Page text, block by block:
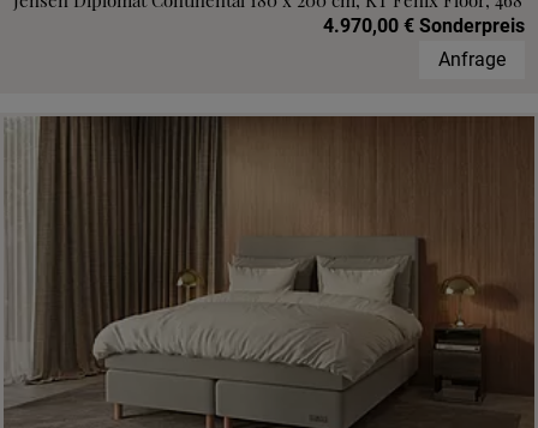
4.970,00 € Sonderpreis
Anfrage